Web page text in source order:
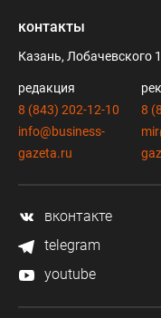
контакты
Казань, Лобачевского
редакция
8 (843) 202-12-10
info@business-
gazeta.ru
8
вконтакте
telegram
youtube